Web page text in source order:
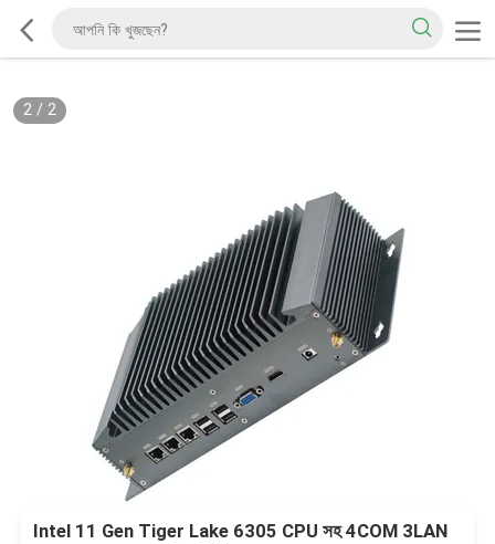
2/ 2
Intel 11 Gen Tiger Lake 6305 CPU সহ 4COM 3LAN